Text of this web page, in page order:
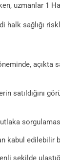
uzmanlar 1
sağlığı
kabul
şekilde